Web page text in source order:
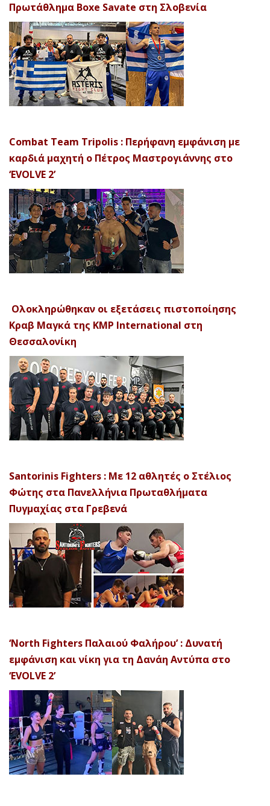
Πρωτάθλημα Boxe Savate στη Σλοβενία
Combat Team Tripolis : Περήφανη εμφάνιση με
καρδιά μαχητή ο Πέτρος Μαστρογιάννης στο
‘EVOLVE 2’
Ολοκληρώθηκαν οι εξετάσεις πιστοποίησης
Κραβ Μαγκά της KMP International στη
Θεσσαλονίκη
Santorinis Fighters : Με 12 αθλητές ο Στέλιος
Φώτης στα Πανελλήνια Πρωταθλήματα
Πυγμαχίας στα Γρεβενά
‘North Fighters Παλαιού Φαλήρου’ : Δυνατή
εμφάνιση και νίκη για τη Δανάη Αντύπα στο
‘EVOLVE 2’